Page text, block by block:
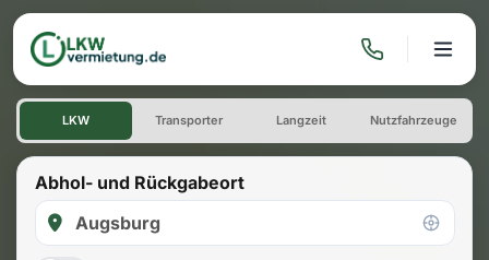
LKW mieten: Einwegmiete
LKW Transporter Langzeit Nutzfahrzeuge
Abhol- und Rückgabeort